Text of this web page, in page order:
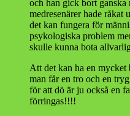
och han gick bort
medresenärer hade råkat
det kan fungera för
psykologiska problem
skulle kunna bota
Att det kan ha en
man får en tro och en
för att dö är ju också en
förringas!!!!